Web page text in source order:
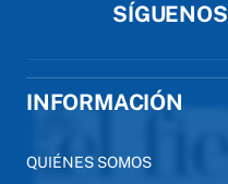
SÍGUENOS
INFORMACIÓN
QUIÉNES SOMOS